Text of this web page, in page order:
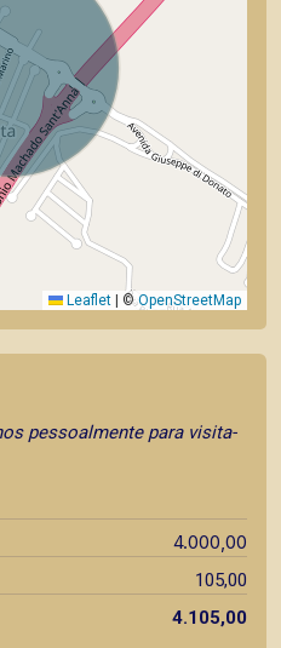
Leaflet ©OpenStreetMap
pessoalmente para visita-
4.000,00
105,00
4.105,00